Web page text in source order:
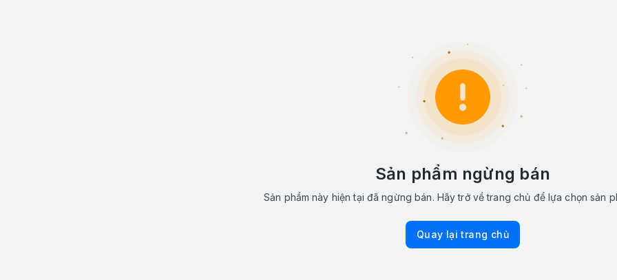
Sản phẩm ngừng bán
Sản phẩm này hiện tại đã ngừng bán. Hãy trở về trang chủ để lựa chọn sản
Quay lại trang chủ